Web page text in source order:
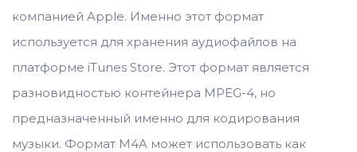
компанией Apple. Именно этот формат
используется для хранения аудиофайлов на
платформе iTunes Store. Этот формат является
разновидностью контейнера MPEG-4, но
предназначенный именно для кодирования
музыки. Формат M4A может использовать как